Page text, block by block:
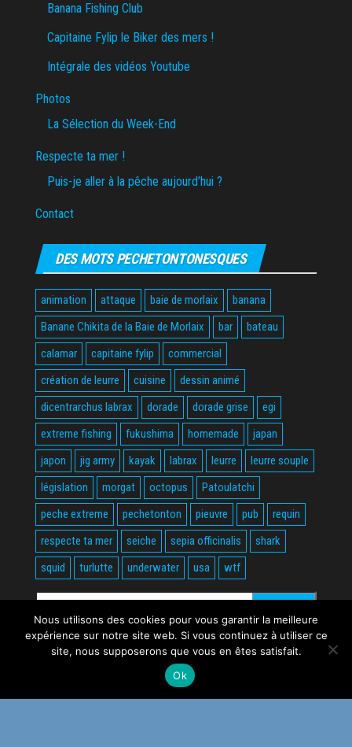
Banana Fishing Club
Capitaine Fylip le Biker des mers !
Intégrale des vidéos Youtube
Photos
La Sélection du Week-End
Respecte ta mer !
Puis-je aller à la pêche aujourd’hui ?
Contact
DES MOTS PECHETONTONESQUES
animation attaque baie de morlaix
banana
Banane Chikita de la Baie de Morlaix
bar
bateau
calamar
capitaine fylip
commercial
création de leurre
cuisine
dessin animé
dicentrarchus labrax
dorade dorade grise
egi
extreme fishing
fukushima homemade
japan
japon
jig army kayak labrax leurre
leurre souple
législation
morgat octopus
Patoulatchi
peche extreme
pechetonton pieuvre pub
requin
respecte ta mer
seiche sepia officinalis
shark
squid
turlutte underwater usa wtf
Rechercher :
WordPress
Nous utilisons des cookies pour vous garantir la meilleure
expérience sur notre site web. Si vous continuez à utiliser ce
site, nous supposerons que vous en êtes satisfait.
Ok